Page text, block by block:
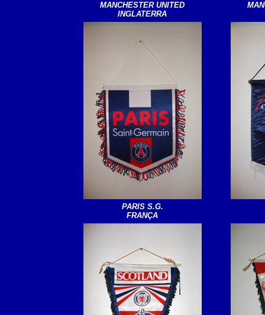
MANCHESTER UNITED
INGLATERRA
PARIS S.G.
FRANÇA